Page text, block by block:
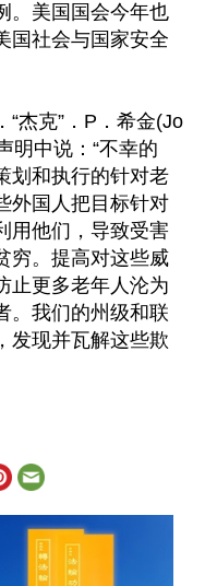
。美国国会今年也
国社会与国家安全
杰克”．P．希金(Jo
明中说：“不幸的
划和执行的针对老
外国人把目标针对
用他们，导致受害
穷。提高对这些威
止更多老年人沦为
。我们的州级和联
发现并瓦解这些欺